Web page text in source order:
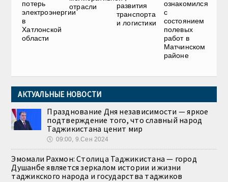
потерь
электроэнергии
в
Хатлонской
области
отрасли
развития
транспорта
и логистики
ознакомился
с
состоянием
полевых
работ в
Матчинском
районе
АКТУАЛЬНЫЕ НОВОСТИ
Празднование Дня независимости — яркое
подтверждение того, что славный народ
Таджикистана ценит мир
🕔 09:00, 9.Сен 2024
Эмомали Рахмон: Столица Таджикистана — город
Душанбе является зеркалом истории и жизни
таджикского народа и государства таджиков